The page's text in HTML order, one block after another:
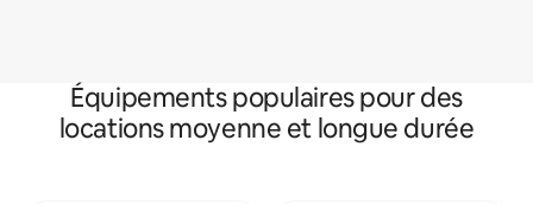
Équipements populaires pour des
locations moyenne et longue durée